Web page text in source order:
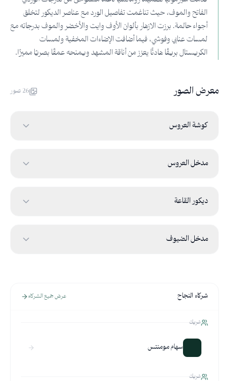
الفاتح والموف، حيث تناغمت تفاصيل الورد مع عناصر الديكور لتخلق
أجواء حالمة. برزت الازهار بألوان الأوف وايت والأخضر والموف بدرجاته مع
لمسات عنابي وفوشي، فيما أضافت الإضاءات المخفية ولمسات
الكريستال بريقًا هادئًا يعزز من أناقة المشهد ويمنحه عمقًا بصريًا مميزًا.
معرض الصور 26صور
كوشة العروس
مدخل العروس
ديكور القاعة
مدخل الضيوف
شركاء النجاح عرض جميع الشركاء
شريك
سهام مومنتس
شريك